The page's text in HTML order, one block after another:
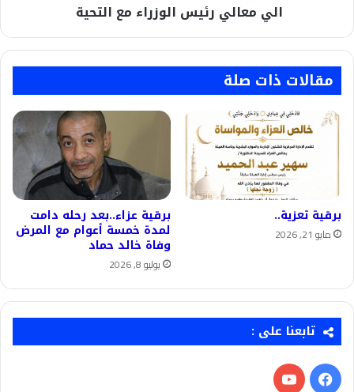
الي معالي رئيس الوزراء مع التحية
مقالات ذات صلة
برقية تعزية..
مايو 21, 2026
برقية عزاء..بعد رحله دامت
لمدة خمسة أعوام مع المرض
وفاة خالد حماد
يوليو 8, 2026
تابعنا على :
فيسبوك‫YouTube